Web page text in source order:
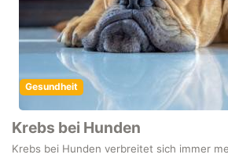
Gesundheit
Krebs bei Hunden
Krebs bei Hunden verbreitet sich immer